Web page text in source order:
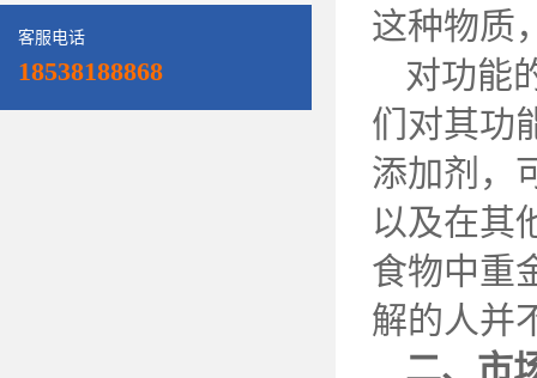
客服电话
18538188868
这种物质
对功能
们对其功
添加剂，
以及在其
食物中重
解的人并
二、市